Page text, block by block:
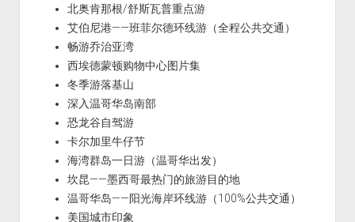
北奥肯那根/舒斯瓦普重点游
艾伯尼港——班菲尔德环线游（全程公共交通）
畅游乔治亚湾
西埃德蒙顿购物中心图片集
冬季游落基山
深入温哥华岛南部
恐龙谷自驾游
卡尔加里牛仔节
海湾群岛一日游（温哥华出发）
坎昆——墨西哥最热门的旅游目的地
温哥华岛——阳光海岸环线游（100%公共交通）
美国城市印象